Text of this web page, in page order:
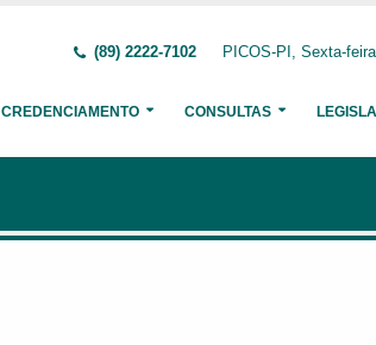
(89) 2222-7102 PICOS-PI, Sexta-
CREDENCIAMENTO CONSULTAS